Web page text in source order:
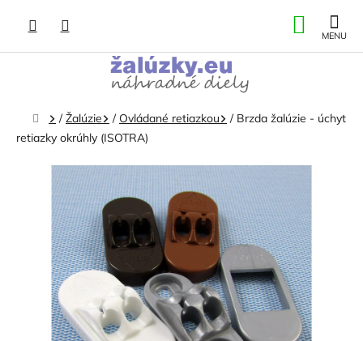
obsah
KOŠÍK
Domov
/ Žalúzie / Ovládané retiazkou / Brzda žalúzie - úchyt
retiazky okrúhly (ISOTRA)